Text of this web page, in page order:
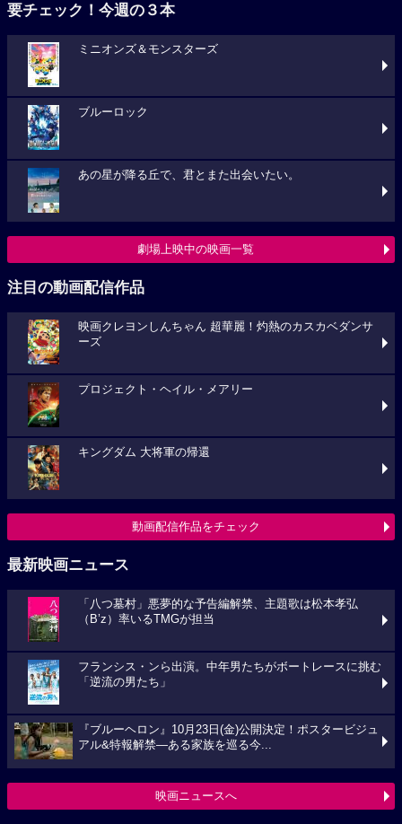
要チェック！今週の３本
ミニオンズ＆モンスターズ
ブルーロック
あの星が降る丘で、君とまた出会いたい。
劇場上映中の映画一覧
注目の動画配信作品
映画クレヨンしんちゃん 超華麗！灼熱のカスカベダンサ
ーズ
プロジェクト・ヘイル・メアリー
キングダム 大将軍の帰還
動画配信作品をチェック
最新映画ニュース
「八つ墓村」悪夢的な予告編解禁、主題歌は松本孝弘
（B’z）率いるTMGが担当
フランシス・ンら出演。中年男たちがボートレースに挑む
「逆流の男たち」
『ブルーヘロン』10月23日(金)公開決定！ポスタービジュ
アル&特報解禁―ある家族を巡る今...
映画ニュースへ